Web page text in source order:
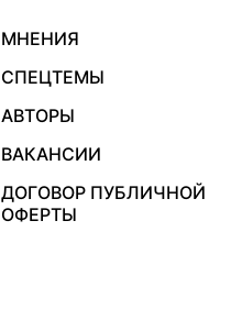
МНЕНИЯ
СПЕЦТЕМЫ
АВТОРЫ
ВАКАНСИИ
ДОГОВОР ПУБЛИЧНОЙ
ОФЕРТЫ